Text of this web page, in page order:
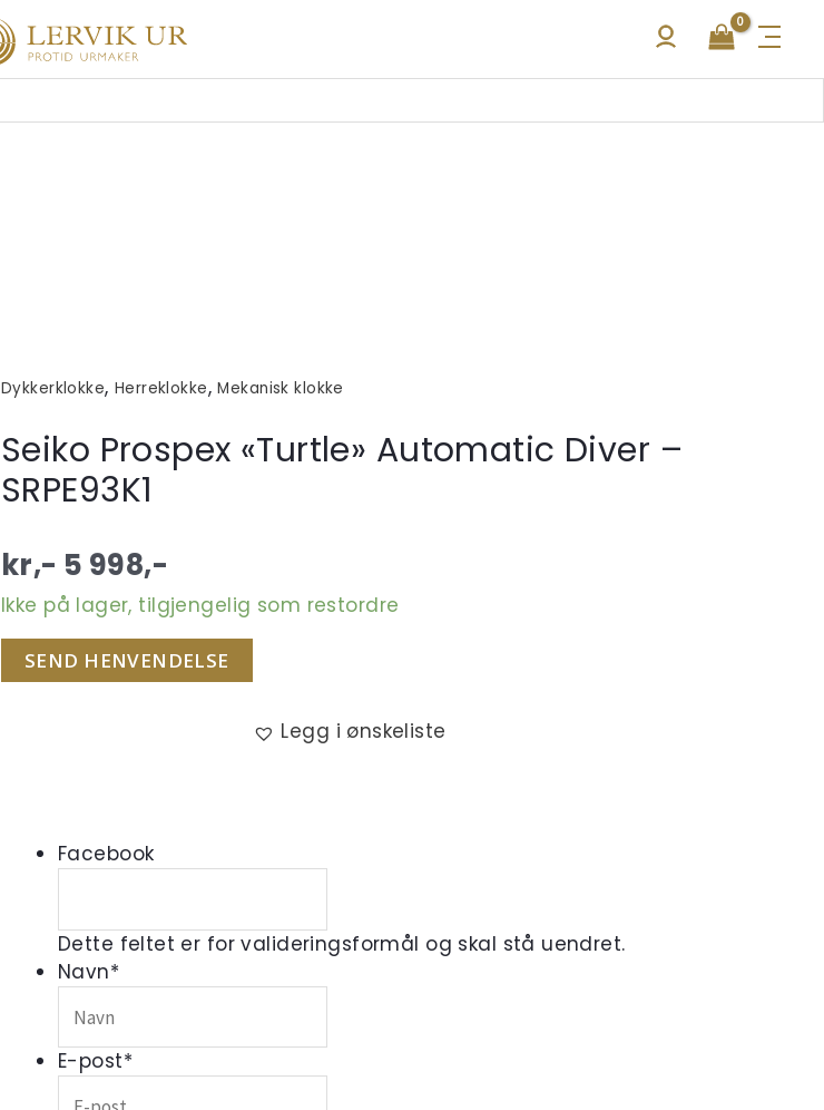
Dykkerklokke, Herreklokke,Mekanisk klokke
Seiko Prospex «Turtle» Automatic Diver –
SRPE93K1
kr,- 5 998,-
Ikke på lager, tilgjengelig som restordre
SEND HENVENDELSE
Legg i ønskeliste
Facebook
Dette feltet er for valideringsformål og skal stå uendret.
Navn*
E-post*